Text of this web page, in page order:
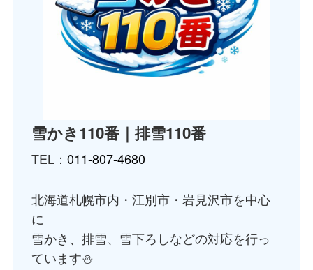
雪かき110番｜排雪110番
TEL： 011-807-4680
北海道札幌市内・江別市・岩見沢市を中心
に
雪かき、排雪、雪下ろしなどの対応を行っ
ています⛄